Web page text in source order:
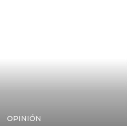
OPINIÓN